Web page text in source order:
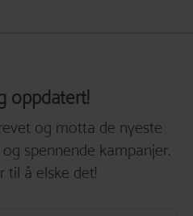
oppdatert!
og motta de nyeste
spennende kampanjer.
til å elske det!